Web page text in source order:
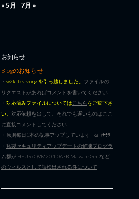
« 5月
7月 »
お知らせ
Blogのお知らせ
・ w2k.flxsrv.org を引っ越しました。 ファイルの
リクエストがあればコメント を書いてください
・ 対応済みファイルについては こちらをご覧下さ
い。 対応依頼を出して、それでも遅いものはここ
に直接コメントしてください
・原則毎日1本の記事アップしています|･ω･)ﾁﾗﾘ
・ 私製セキュリティアップデートの解凍プログラ
ム群が HEUR/QVM20.1.0A7B.Malware.Gen など
のウィルスとして誤検出される件について